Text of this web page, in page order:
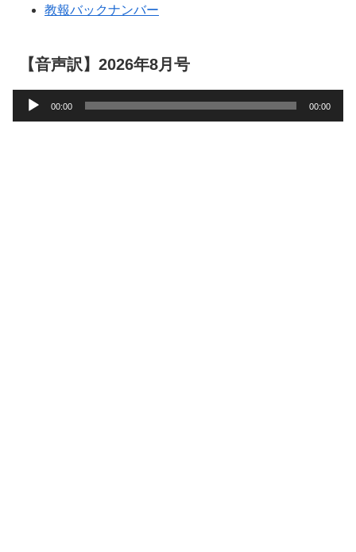
教報バックナンバー
【音声訳】2026年8月号
声
00:00 00:00